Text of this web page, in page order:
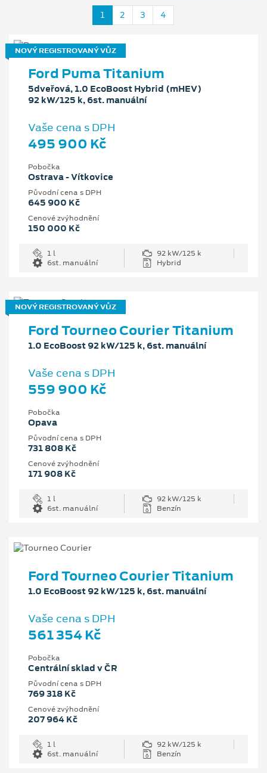
1 2 3 4
NOVÝ REGISTROVANÝ VŮZ
Ford Puma Titanium
5dveřová, 1.0 EcoBoost Hybrid (mHEV)
92 kW/125 k, 6st. manuální
Vaše cena s DPH
495 900 Kč
Pobočka
Ostrava - Vítkovice
Původní cena s DPH
645 900 Kč
Cenové zvýhodnění
150 000 Kč
1 l
92 kW/125 k
6st. manuální
Hybrid
NOVÝ REGISTROVANÝ VŮZ
Ford Tourneo Courier Titanium
1.0 EcoBoost 92 kW/125 k, 6st. manuální
Vaše cena s DPH
559 900 Kč
Pobočka
Opava
Původní cena s DPH
731 808 Kč
Cenové zvýhodnění
171 908 Kč
1 l
92 kW/125 k
6st. manuální
Benzín
Ford Tourneo Courier Titanium
1.0 EcoBoost 92 kW/125 k, 6st. manuální
Vaše cena s DPH
561 354 Kč
Pobočka
Centrální sklad v ČR
Původní cena s DPH
769 318 Kč
Cenové zvýhodnění
207 964 Kč
1 l
92 kW/125 k
6st. manuální
Benzín